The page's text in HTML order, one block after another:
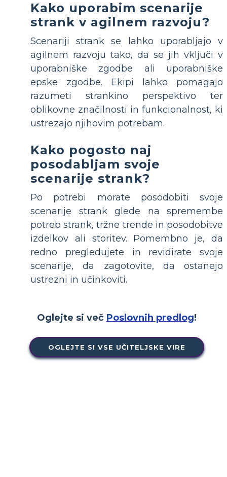
Kako uporabim scenarije
strank v agilnem razvoju?
Scenariji strank se lahko uporabljajo v
agilnem razvoju tako, da se jih vključi v
uporabniške zgodbe ali uporabniške
epske zgodbe. Ekipi lahko pomagajo
razumeti strankino perspektivo ter
oblikovne značilnosti in funkcionalnost, ki
ustrezajo njihovim potrebam.
Kako pogosto naj
posodabljam svoje
scenarije strank?
Po potrebi morate posodobiti svoje
scenarije strank glede na spremembe
potreb strank, tržne trende in posodobitve
izdelkov ali storitev. Pomembno je, da
redno pregledujete in revidirate svoje
scenarije, da zagotovite, da ostanejo
ustrezni in učinkoviti.
Oglejte si več Poslovnih predlog!
OGLEJTE SI VSE UČITELJSKE VIRE